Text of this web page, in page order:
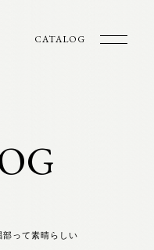
CATALOG
部って素晴らしい